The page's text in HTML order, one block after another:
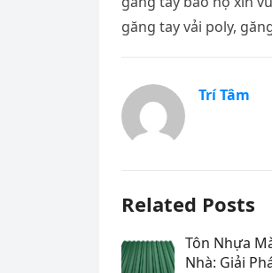
găng tay vải poly,
Trí Tâm
Related Posts
Tôn Nhựa
Nhà: Giải